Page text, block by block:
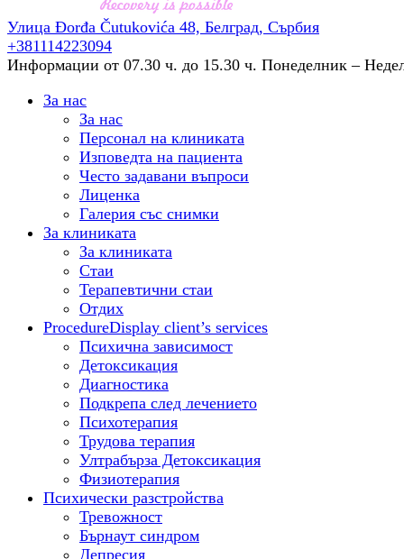
Улица Đorđa Čutukovića 48, Белград, Сърбия
+381114223094
Информации от 07.30 ч. до 15.30 ч. Понеделник –
За нас
За нас
Персонал на клиниката
Изповедта на пациента
Често задавани въпроси
Лиценка
Галерия със снимки
За клиниката
За клиниката
Стаи
Терапевтични стаи
Отдих
ProcedureDisplay client’s services
Психична зависимост
Детоксикация
Диагностика
Подкрепа след лечението
Психотерапия
Трудова терапия
Ултрабърза Детоксикация
Физиотерапия
Психически разстройства
Тревожност
Бърнаут синдром
Депресия